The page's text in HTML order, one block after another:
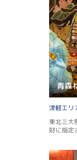
青森
津軽
東北三大
財に指定